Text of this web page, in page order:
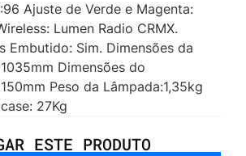
Ajuste de Verde e Magenta:
Lumen Radio CRMX.
Embutido: Sim. Dimensões da
Dimensões do
Peso da Lâmpada:1,35kg
27Kg
ESTE PRODUTO